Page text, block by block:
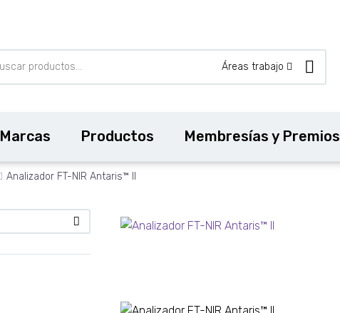
Áreas trabajo
Marcas Productos Membresías y Premios
Analizador FT-NIR Antaris™ II